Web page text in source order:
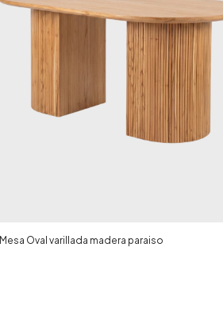
Mesa Oval varillada madera paraiso